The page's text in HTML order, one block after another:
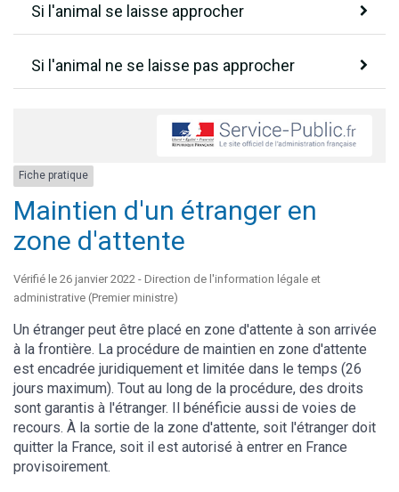
Si l'animal se laisse approcher
Si l'animal ne se laisse pas approcher
Fiche pratique
Maintien d'un étranger en
zone d'attente
Vérifié le 26 janvier 2022 - Direction de l'information légale et
administrative (Premier ministre)
Un étranger peut être placé en zone d'attente à son arrivée
à la frontière. La procédure de maintien en zone d'attente
est encadrée juridiquement et limitée dans le temps (26
jours maximum). Tout au long de la procédure, des droits
sont garantis à l'étranger. Il bénéficie aussi de voies de
recours. À la sortie de la zone d'attente, soit l'étranger doit
quitter la France, soit il est autorisé à entrer en France
provisoirement.